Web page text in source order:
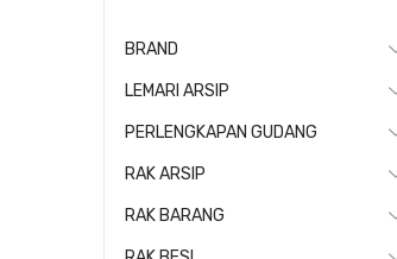
BRAND
LEMARI ARSIP
PERLENGKAPAN GUDANG
RAK ARSIP
RAK BARANG